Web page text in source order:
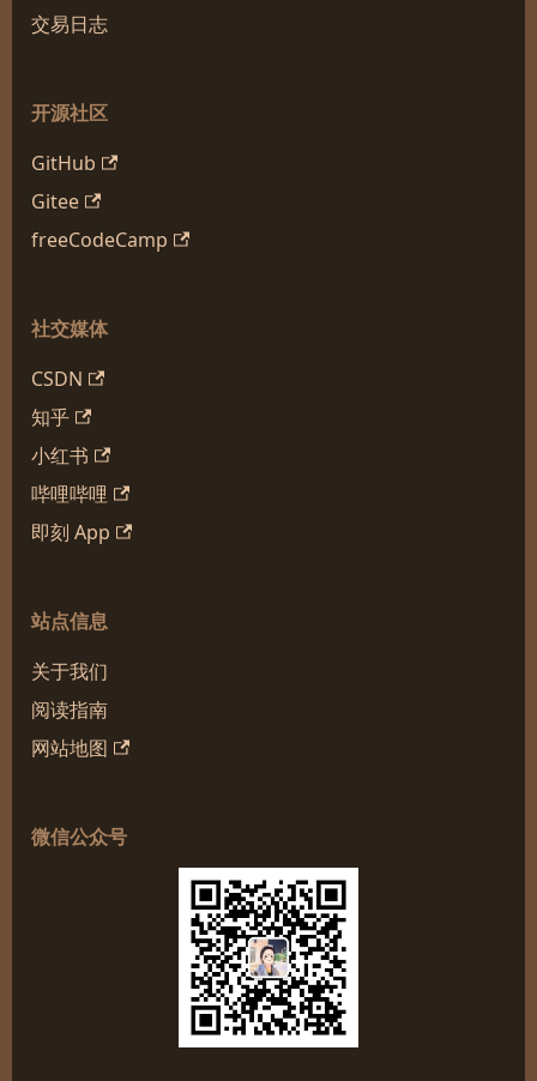
交易日志
开源社区
GitHub
Gitee
freeCodeCamp
社交媒体
CSDN
知乎
小红书
哔哩哔哩
即刻 App
站点信息
关于我们
阅读指南
网站地图
微信公众号